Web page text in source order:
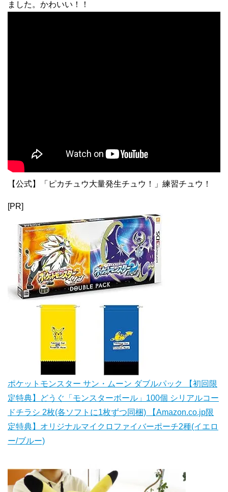
ました。かわいい！！
【公式】「ピカチュウ大量発生チュウ！」練習チュウ！
[PR]
ポケットモンスター サン・ムーン ダブルパック 【初回限
定特典】どうぐ「モンスターボール」100個 シリアルコー
ドチラシ 2枚(各ソフトに1枚ずつ同梱) 【Amazon.co.jp限
定特典】オリジナルマイクロファイバーポーチ2種(イエロ
ー/ブルー)